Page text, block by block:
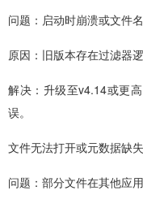
问题：启动时崩溃或文件
原因：旧版本存在过滤器逻
解决：升级至v4.14或更
误。
文件无法打开或元数据缺失
问题：部分文件在其他应